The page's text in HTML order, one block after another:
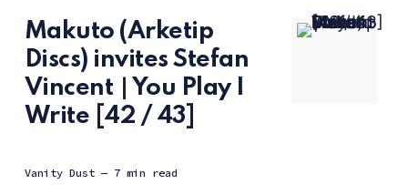
Makuto (Arketip
Discs) invites Stefan
Vincent ∣ You Play I
Write [42 / 43]
Vanity Dust — 7 min read